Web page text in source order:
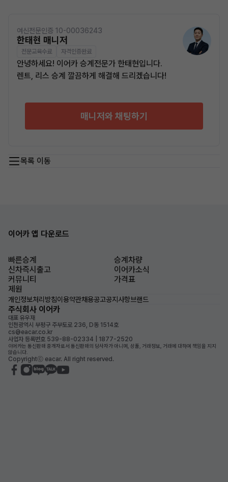
여신전문인증 10-00036243
한태현 매니저
전문교육수료 자격인증완료
안녕하세요! 이어카 승계전문가 한태현입니다.
렌트, 리스 승계 깔끔하게 해결해 드리겠습니다!
매니저와 채팅하기
목록 이동
이어카 앱 다운로드
빠른승계
승계차량
신차즉시출고
이어카소식
커뮤니티
가격표
제원
개인정보처리방침이용약관채용공고공지사항브랜드
주식회사 이어카
대표 유우재
인천광역시 부평구 주부토로 236, D동 1514호
cs@eacar.co.kr
사업자 등록번호 539-88-02334 | 1877-2520
이어카는 통신판매 중개자로서 통신판매의 당사자가 아니며, 상품, 거래정보, 거래에 대하여 책임을 지지
않습니다.
Copyrightⓒ eacar. All right reserved.